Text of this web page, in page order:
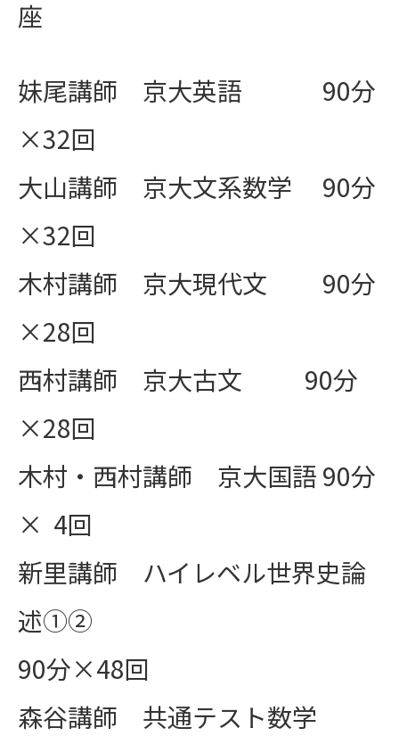
座
妹尾講師 京大英語 90分
×32回
大山講師 京大文系数学 90分
×32回
木村講師 京大現代文 90分
×28回
西村講師 京大古文 90分
×28回
木村・西村講師 京大国語 90分
× 4回
新里講師 ハイレベル世界史論
述①②
90分×48回
森谷講師 共通テスト数学